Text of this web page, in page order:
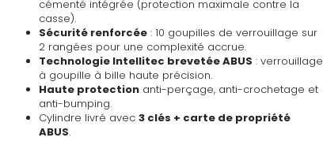
cémenté intégrée (protection maximale contre la
casse).
Sécurité renforcée : 10 goupilles de verrouillage sur
2 rangées pour une complexité accrue.
Technologie Intellitec brevetée ABUS : verrouillage
à goupille à bille haute précision.
Haute protection anti-perçage, anti-crochetage et
anti-bumping.
Cylindre livré avec 3 clés + carte de propriété
ABUS.